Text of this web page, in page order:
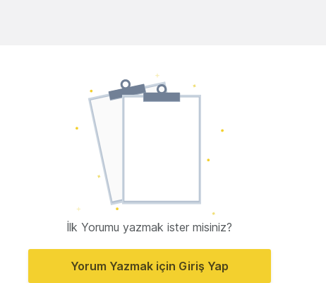
İlk Yorumu yazmak ister misiniz?
Yorum Yazmak için Giriş Yap